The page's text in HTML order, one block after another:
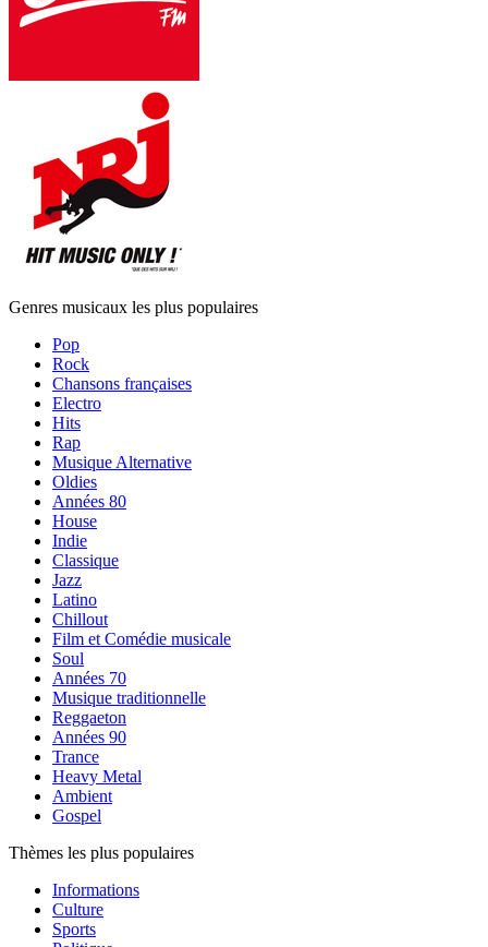
Genres musicaux les plus populaires
Pop
Rock
Chansons françaises
Electro
Hits
Rap
Musique Alternative
Oldies
Années 80
House
Indie
Classique
Jazz
Latino
Chillout
Film et Comédie musicale
Soul
Années 70
Musique traditionnelle
Reggaeton
Années 90
Trance
Heavy Metal
Ambient
Gospel
Thèmes les plus populaires
Informations
Culture
Sports